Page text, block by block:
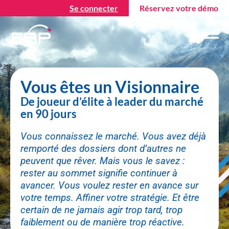
Se connecter Réservez votre démo
Vous êtes un Visionnaire
De joueur d’élite à leader du marché
en 90 jours
Vous connaissez le marché. Vous avez déjà
remporté des dossiers dont d’autres ne
peuvent que rêver. Mais vous le savez :
rester au sommet signifie continuer à
avancer. Vous voulez rester en avance sur
votre temps. Affiner votre stratégie. Et être
certain de ne jamais agir trop tard, trop
faiblement ou de manière trop réactive.